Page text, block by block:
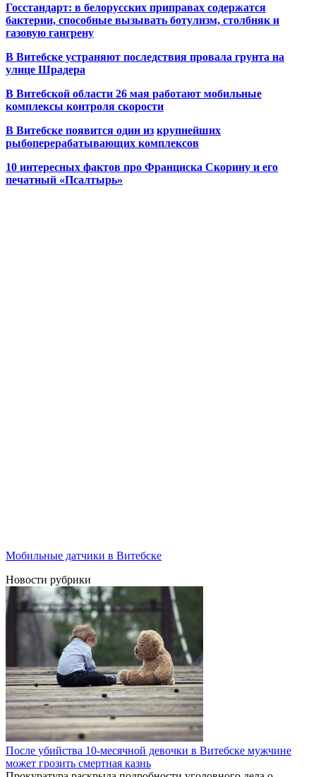
Госстандарт: в белорусских приправах содержатся
бактерии, способные вызывать ботулизм, столбняк и
газовую гангрену
В Витебске устраняют последствия провала грунта на
улице Шрадера
В Витебской области 26 мая работают мобильные
комплексы контроля скорости
В Витебске появится один из крупнейших
рыбоперерабатывающих комплексов
10 интересных фактов про Франциска Скорину и его
печатный «Псалтырь»
Мобильные датчики в Витебске
Новости рубрики
После убийства 10-месячной девочки в Витебске мужчине
может грозить смертная казнь